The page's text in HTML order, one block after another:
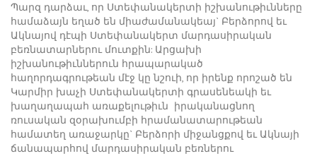
Պարզ դարձաւ, որ Ստեփանակերտի իշխանութիւնները
համաձայն եղած են միաժամանակեայ` Բերձորով եւ
Ակնայով դէպի Ստեփանակերտ մարդասիրական
բեռնատարներու մուտքին: Արցախի
իշխանութիւններուն հրապարակած
հաղորդագրութեան մէջ կը նշուի, որ իրենք որոշած են
Կարմիր խաչի Ստեփանակերտի գրասենեակի եւ
խաղաղապահ առաքելութիւն իրականացնող
ռուսական զօրախումբի հրամանատարութեան
համատեղ առաջարկը` Բերձորի միջանցքով եւ Ակնայի
ճանապարհով մարդասիրական բեռներու